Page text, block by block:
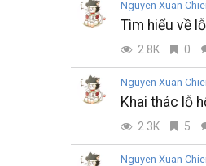
Nguyen Xuan
Tìm hiểu về
2.8K 0
Nguyen Xuan
Khai thác lỗ
2.3K 5
Nguyen Xuan